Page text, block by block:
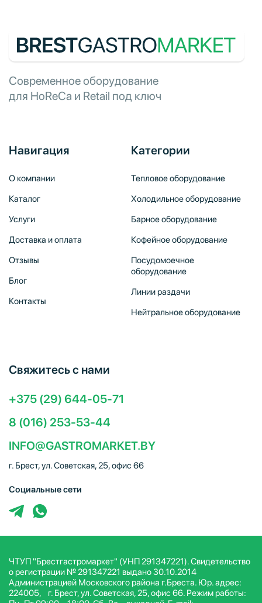
Современное оборудование
для HoReCa и Retail под ключ
Навигация
О компании
Каталог
Услуги
Доставка и оплата
Отзывы
Блог
Контакты
Категории
Тепловое оборудование
Холодильное оборудование
Барное оборудование
Кофейное оборудование
Посудомоечное
оборудование
Линии раздачи
Нейтральное оборудование
Свяжитесь с нами
+375 (29) 644-05-71
8 (016) 253-53-44
INFO@GASTROMARKET.BY
г. Брест, ул. Советская, 25, офис 66
Социальные сети
ЧТУП "Брестгастромаркет" (УНП 291347221). Свидетельство
о регистрации № 291347221 выдано 30.10.2014
Администрацией Московского района г.Бреста. Юр. адрес:
224005, г. Брест, ул. Советская, 25, офис 66. Режим работы: